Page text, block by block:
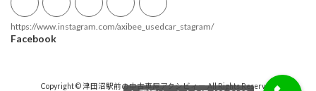
https://www.instagram.com/axibee_usedcar_stagram/
Facebook
Copyright © 津田沼駅前の中古車屋アクシビィー All Rights Reserved.